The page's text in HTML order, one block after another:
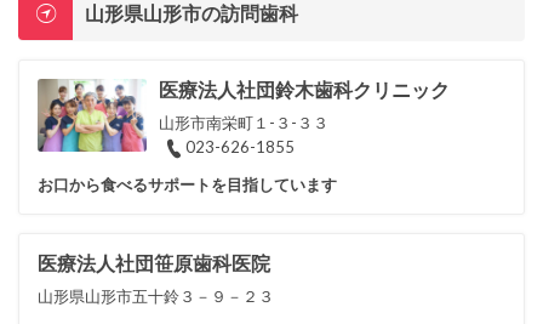
山形県山形市の訪問歯科
医療法人社団鈴木歯科クリニック
山形市南栄町１-３-３３
023-626-1855
お口から食べるサポートを目指しています
医療法人社団笹原歯科医院
山形県山形市五十鈴３－９－２３